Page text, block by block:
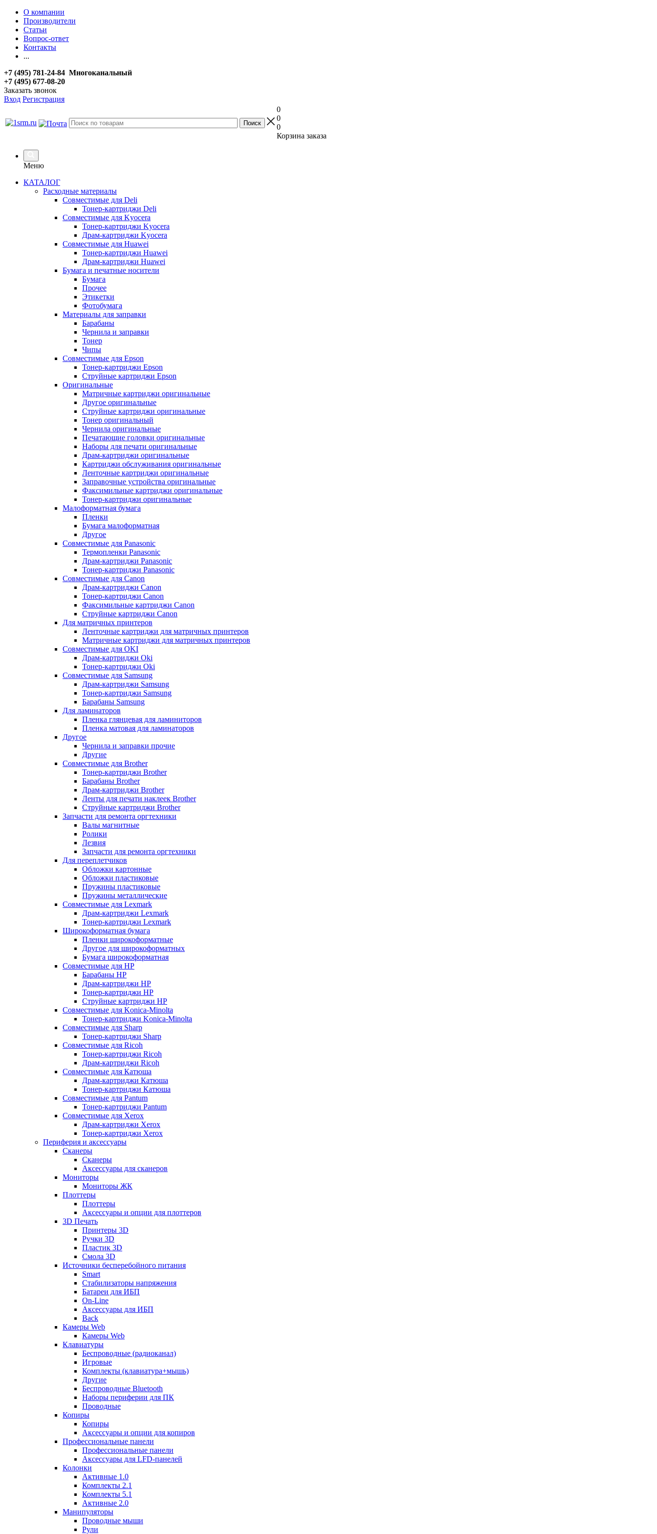
О компании
Производители
Статьи
Вопрос-ответ
Контакты
...
+7 (495) 781-24-84 Многоканальный
+7 (495) 677-08-20
Заказать звонок
Вход Регистрация
0
0
0
Корзина заказа
Меню
КАТАЛОГ
Расходные материалы
Совместимые для Deli
Тонер-картриджи Deli
Совместимые для Kyocera
Тонер-картриджи Kyocera
Драм-картриджи Kyocera
Совместимые для Huawei
Тонер-картриджи Huawei
Драм-картриджи Huawei
Бумага и печатные носители
Бумага
Прочее
Этикетки
Фотобумага
Материалы для заправки
Барабаны
Чернила и заправки
Тонер
Чипы
Совместимые для Epson
Тонер-картриджи Epson
Струйные картриджи Epson
Оригинальные
Матричные картриджи оригинальные
Другое оригинальные
Струйные картриджи оригинальные
Тонер оригинальный
Чернила оригинальные
Печатающие головки оригинальные
Наборы для печати оригинальные
Драм-картриджи оригинальные
Картриджи обслуживания оригинальные
Ленточные картриджи оригинальные
Заправочные устройства оригинальные
Факсимильные картриджи оригинальные
Тонер-картриджи оригинальные
Малоформатная бумага
Пленки
Бумага малоформатная
Другое
Совместимые для Panasonic
Термопленки Panasonic
Драм-картриджи Panasonic
Тонер-картриджи Panasonic
Совместимые для Canon
Драм-картриджи Canon
Тонер-картриджи Canon
Факсимильные картриджи Canon
Струйные картриджи Canon
Для матричных принтеров
Ленточные картриджи для матричных принтеров
Матричные картриджи для матричных принтеров
Совместимые для OKI
Драм-картриджи Oki
Тонер-картриджи Oki
Совместимые для Samsung
Драм-картриджи Samsung
Тонер-картриджи Samsung
Барабаны Samsung
Для ламинаторов
Пленка глянцевая для ламиниторов
Пленка матовая для ламинаторов
Другое
Чернила и заправки прочие
Другие
Совместимые для Brother
Тонер-картриджи Brother
Барабаны Brother
Драм-картриджи Brother
Ленты для печати наклеек Brother
Струйные картриджи Brother
Запчасти для ремонта оргтехники
Валы магнитные
Ролики
Лезвия
Запчасти для ремонта оргтехники
Для переплетчиков
Обложки картонные
Обложки пластиковые
Пружины пластиковые
Пружины металлические
Совместимые для Lexmark
Драм-картриджи Lexmark
Тонер-картриджи Lexmark
Широкоформатная бумага
Пленки широкоформатные
Другое для широкоформатных
Бумага широкоформатная
Совместимые для HP
Барабаны HP
Драм-картриджи HP
Тонер-картриджи HP
Струйные картриджи HP
Совместимые для Konica-Minolta
Тонер-картриджи Konica-Minolta
Совместимые для Sharp
Тонер-картриджи Sharp
Совместимые для Ricoh
Тонер-картриджи Ricoh
Драм-картриджи Ricoh
Совместимые для Катюша
Драм-картриджи Катюша
Тонер-картриджи Катюша
Совместимые для Pantum
Тонер-картриджи Pantum
Совместимые для Xerox
Драм-картриджи Xerox
Тонер-картриджи Xerox
Периферия и аксессуары
Сканеры
Сканеры
Аксессуары для сканеров
Мониторы
Мониторы ЖК
Плоттеры
Плоттеры
Аксессуары и опции для плоттеров
3D Печать
Принтеры 3D
Ручки 3D
Пластик 3D
Смола 3D
Источники бесперебойного питания
Smart
Стабилизаторы напряжения
Батареи для ИБП
On-Line
Аксессуары для ИБП
Back
Камеры Web
Камеры Web
Клавиатуры
Беспроводные (радиоканал)
Игровые
Комплекты (клавиатура+мышь)
Другие
Беспроводные Bluetooth
Наборы периферии для ПК
Проводные
Копиры
Копиры
Аксессуары и опции для копиров
Профессиональные панели
Профессиональные панели
Аксессуары для LFD-панелей
Колонки
Активные 1.0
Комплекты 2.1
Комплекты 5.1
Активные 2.0
Манипуляторы
Проводные мыши
Рули